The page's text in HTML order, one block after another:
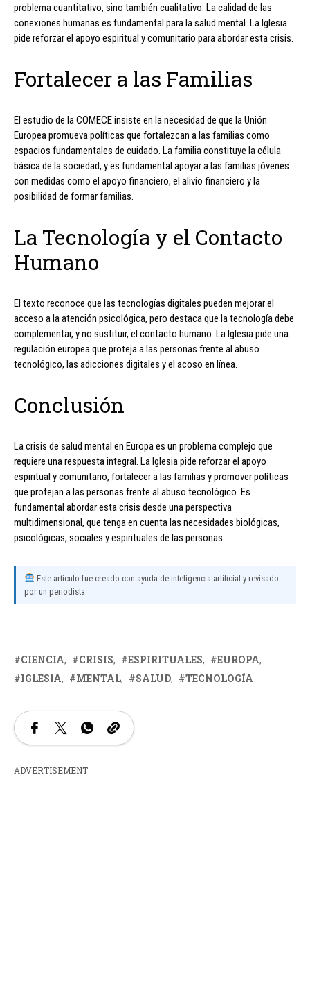
problema cuantitativo, sino también cualitativo. La calidad de las
conexiones humanas es fundamental para la salud mental. La Iglesia
pide reforzar el apoyo espiritual y comunitario para abordar esta crisis.
Fortalecer a las Familias
El estudio de la COMECE insiste en la necesidad de que la Unión
Europea promueva políticas que fortalezcan a las familias como
espacios fundamentales de cuidado. La familia constituye la célula
básica de la sociedad, y es fundamental apoyar a las familias jóvenes
con medidas como el apoyo financiero, el alivio financiero y la
posibilidad de formar familias.
La Tecnología y el Contacto
Humano
El texto reconoce que las tecnologías digitales pueden mejorar el
acceso a la atención psicológica, pero destaca que la tecnología debe
complementar, y no sustituir, el contacto humano. La Iglesia pide una
regulación europea que proteja a las personas frente al abuso
tecnológico, las adicciones digitales y el acoso en línea.
Conclusión
La crisis de salud mental en Europa es un problema complejo que
requiere una respuesta integral. La Iglesia pide reforzar el apoyo
espiritual y comunitario, fortalecer a las familias y promover políticas
que protejan a las personas frente al abuso tecnológico. Es
fundamental abordar esta crisis desde una perspectiva
multidimensional, que tenga en cuenta las necesidades biológicas,
psicológicas, sociales y espirituales de las personas.
Este artículo fue creado con ayuda de inteligencia artificial y revisado
por un periodista.
CIENCIA CRISIS ESPIRITUALES
EUROPA
IGLESIA
MENTAL SALUD TECNOLOGÍA
ADVERTISEMENT